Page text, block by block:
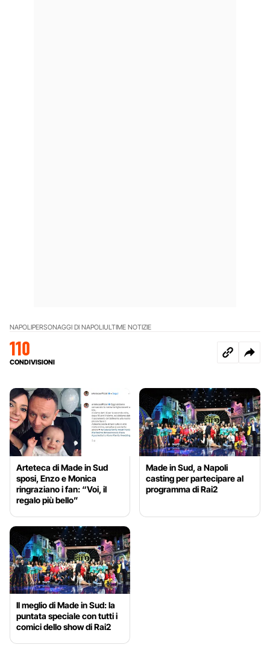
NAPOLIPERSONAGGI DI NAPOLIULTIME NOTIZIE
110
CONDIVISIONI
Arteteca di Made in Sud
sposi, Enzo e Monica
ringraziano i fan: “Voi, il
regalo più bello”
Made in Sud, a Napoli
casting per partecipare al
programma di Rai2
Il meglio di Made in Sud: la
puntata speciale con tutti i
comici dello show di Rai2